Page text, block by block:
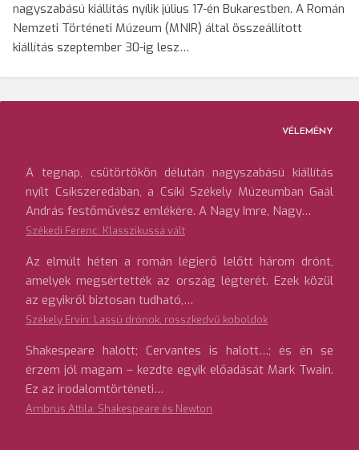
nagyszabású kiállítás nyílik július 17-én Bukarestben. A Román
Nemzeti Történeti Múzeum (MNIR) által összeállított
kiállítás szeptember 30-ig lesz…
VÉLEMÉNY
A tegnap, csütörtökön délután nagyszabású kiállítás
nyílt Csíkszeredában, a Csíki Székely Múzeumban Gaál
András festőművész emlékére. A Nagy Imre, Nagy…
Székedi Ferenc: Klasszikussá vált
Az elmúlt héten a román légierő lelőtt három drónt,
amelyek megsértették az ország légterét. Ezek közül
az egyikről biztosan tudható,…
Székely Ervin: Lassú drónok, rosszkedvű koboldok
Shakespeare halott; Cervantes is halott…; és én se
érzem jól magam – kezdte egyik előadását Mark Twain.
Ez az irodalomtörténeti…
Ambrus Attila: Shakespeare és Newton